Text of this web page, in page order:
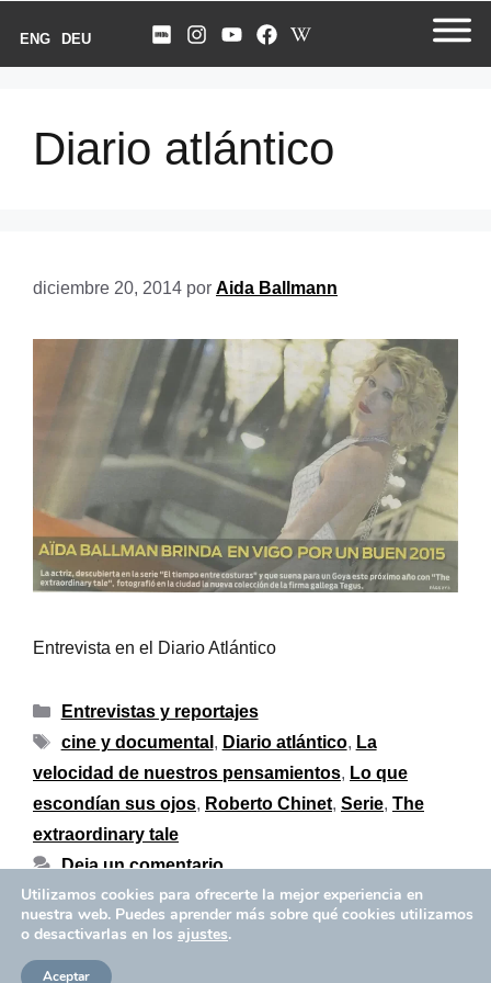
ENG DEU
Diario atlántico
diciembre 20, 2014 por Aida Ballmann
Entrevista en el Diario Atlántico
Entrevistas y reportajes
cine y documental , Diario atlántico, La
velocidad de nuestros pensamientos, Lo que
escondían sus ojos, Roberto Chinet, Serie, The
extraordinary tale
Deja un comentario
Copyright © 2026 Aïda Ballmann
Utilizamos cookies para ofrecerte la mejor experiencia en
nuestra web. Puedes aprender más sobre qué cookies utilizamos
o desactivarlas en los ajustes.
Aceptar